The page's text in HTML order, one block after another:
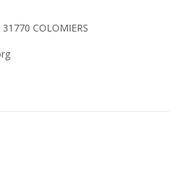
COLOMIERS